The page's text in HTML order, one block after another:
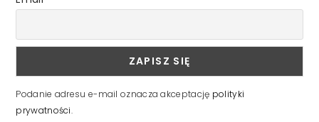
Podanie adresu e-mail oznacza akceptację polityki
prywatności.